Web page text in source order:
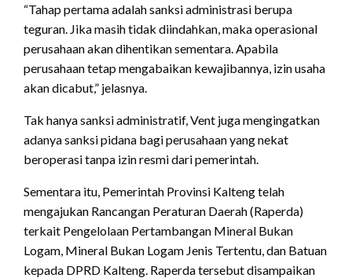
“Tahap pertama adalah sanksi administrasi berupa
teguran. Jika masih tidak diindahkan, maka operasional
perusahaan akan dihentikan sementara. Apabila
perusahaan tetap mengabaikan kewajibannya, izin usaha
akan dicabut,” jelasnya.
Tak hanya sanksi administratif, Vent juga mengingatkan
adanya sanksi pidana bagi perusahaan yang nekat
beroperasi tanpa izin resmi dari pemerintah.
Sementara itu, Pemerintah Provinsi Kalteng telah
mengajukan Rancangan Peraturan Daerah (Raperda)
terkait Pengelolaan Pertambangan Mineral Bukan
Logam, Mineral Bukan Logam Jenis Tertentu, dan Batuan
kepada DPRD Kalteng. Raperda tersebut disampaikan